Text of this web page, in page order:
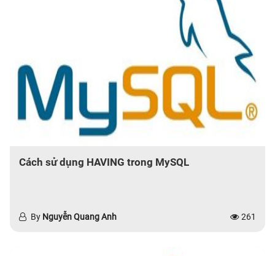
Cách sử dụng HAVING trong MySQL
By Nguyễn Quang Anh 261